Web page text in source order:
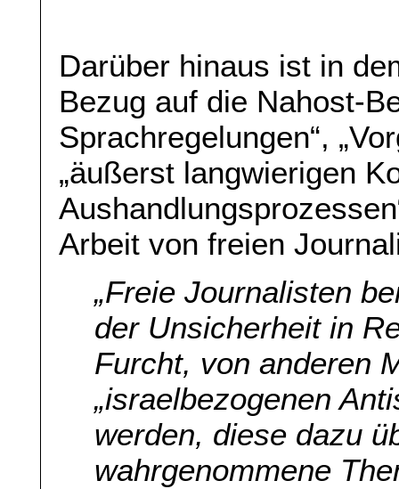
Darüber hinaus ist in
Bezug auf die Nahost-
Sprachregelungen“,
„äußerst langwierigen
Arbeit von freien
„Freie Journalisten
der Unsicherheit in
Furcht, von anderen
„israelbezogenen
werden, diese dazu
wahrgenommene